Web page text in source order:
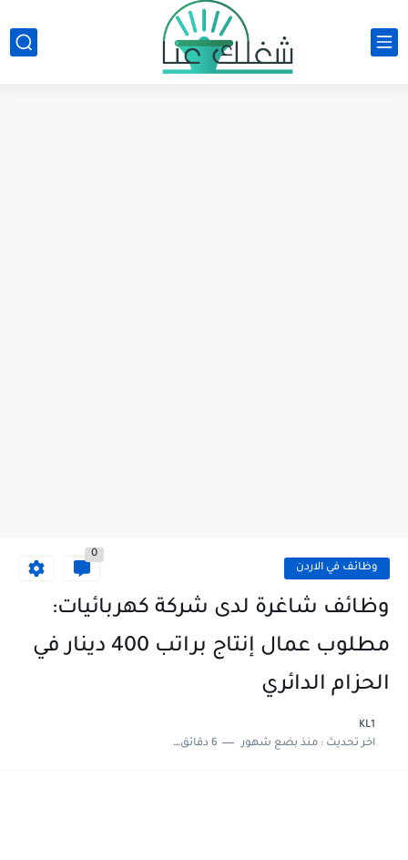
وظائف في الاردن
0
وظائف شاغرة لدى شركة كهربائيات:
مطلوب عمال إنتاج براتب 400 دينار في
الحزام الدائري
KL1
اخر تحديث :منذ بضع شهور 6 دقائق للقراءة